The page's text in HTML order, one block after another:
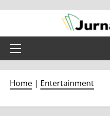
content
Primary
Home | Entertainment